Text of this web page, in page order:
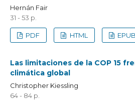
Hernán Fair
31 - 53 p.
PDF HTML EPUB
Las limitaciones de la COP 15
climática global
Christopher Kiessling
64 - 84 p.